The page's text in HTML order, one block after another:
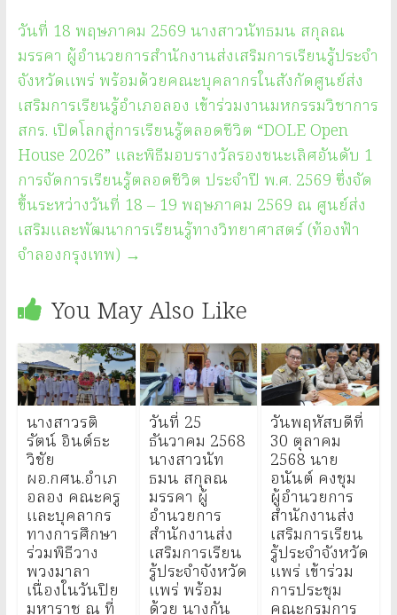
วันที่ 18 พฤษภาคม 2569 นางสาวนัทธมน สกุลณ
มรรคา ผู้อำนวยการสำนักงานส่งเสริมการเรียนรู้ประจำ
จังหวัดแพร่ พร้อมด้วยคณะบุคลากรในสังกัดศูนย์ส่ง
เสริมการเรียนรู้อำเภอลอง เข้าร่วมงานมหกรรมวิชาการ
สกร. เปิดโลกสู่การเรียนรู้ตลอดชีวิต “DOLE Open
House 2026” และพิธีมอบรางวัลรองชนะเลิศอันดับ 1
การจัดการเรียนรู้ตลอดชีวิต ประจำปี พ.ศ. 2569 ซึ่งจัด
ขึ้นระหว่างวันที่ 18 – 19 พฤษภาคม 2569 ณ ศูนย์ส่ง
เสริมและพัฒนาการเรียนรู้ทางวิทยาศาสตร์ (ท้องฟ้า
จำลองกรุงเทพ) →
You May Also Like
นางสาวรติ
รัตน์ อินต์ธะ
วิชัย
ผอ.กศน.อำเภ
อลอง คณะครู
และบุคลากร
ทางการศึกษา
ร่วมพิธีวาง
พวงมาลา
เนื่องในวันปิย
วันที่ 25
ธันวาคม 2568
นางสาวนัท
ธมน สกุลณ
มรรคา ผู้
อำนวยการ
สำนักงานส่ง
เสริมการเรียน
รู้ประจำจังหวัด
แพร่ พร้อม
วันพฤหัสบดีที่
30 ตุลาคม
2568 นาย
อนันต์ คงชุม
ผู้อำนวยการ
สำนักงานส่ง
เสริมการเรียน
รู้ประจำจังหวัด
แพร่ เข้าร่วม
การประชุม